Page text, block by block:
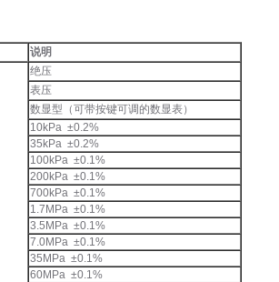
说明
绝压
表压
数显型（可带按键可调的数显表）
10kPa ±0.2%
35kPa ±0.2%
100kPa ±0.1%
200kPa ±0.1%
700kPa ±0.1%
1.7MPa ±0.1%
3.5MPa ±0.1%
7.0MPa ±0.1%
35MPa ±0.1%
60MPa ±0.1%